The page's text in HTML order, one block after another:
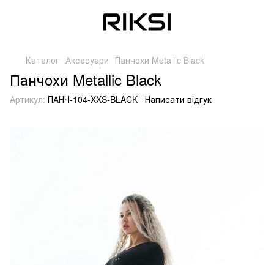
Каталог Аксесуари Панчохи Metallic Black
Панчохи Metallic Black
Артикул: ПАНЧ-104-XXS-BLACK Написати відгук